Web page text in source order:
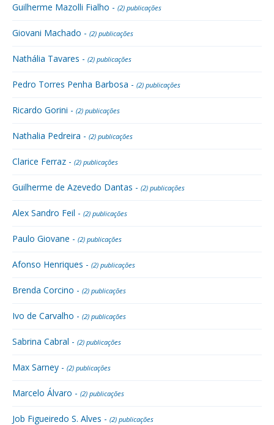
Guilherme Mazolli Fialho - (2) publicações
Giovani Machado - (2) publicações
Nathália Tavares - (2) publicações
Pedro Torres Penha Barbosa - (2) publicações
Ricardo Gorini - (2) publicações
Nathalia Pedreira - (2) publicações
Clarice Ferraz - (2) publicações
Guilherme de Azevedo Dantas - (2) publicações
Alex Sandro Feil - (2) publicações
Paulo Giovane - (2) publicações
Afonso Henriques - (2) publicações
Brenda Corcino - (2) publicações
Ivo de Carvalho - (2) publicações
Sabrina Cabral - (2) publicações
Max Sarney - (2) publicações
Marcelo Álvaro - (2) publicações
Job Figueiredo S. Alves - (2) publicações